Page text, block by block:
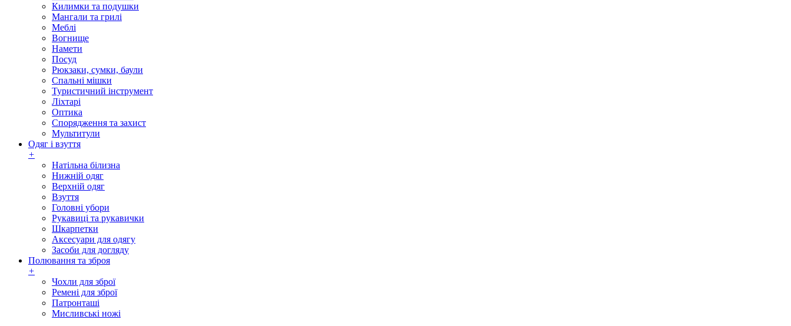
Килимки та подушки
Мангали та грилі
Меблі
Вогнище
Намети
Посуд
Рюкзаки, сумки, баули
Спальні мішки
Туристичний інструмент
Ліхтарі
Оптика
Спорядження та захист
Мультитули
Одяг і взуття
+
Натільна білизна
Нижній одяг
Верхній одяг
Взуття
Головні убори
Рукавиці та рукавички
Шкарпетки
Аксесуари для одягу
Засоби для догляду
Полювання та зброя
+
Чохли для зброї
Ремені для зброї
Патронташі
Мисливські ножі